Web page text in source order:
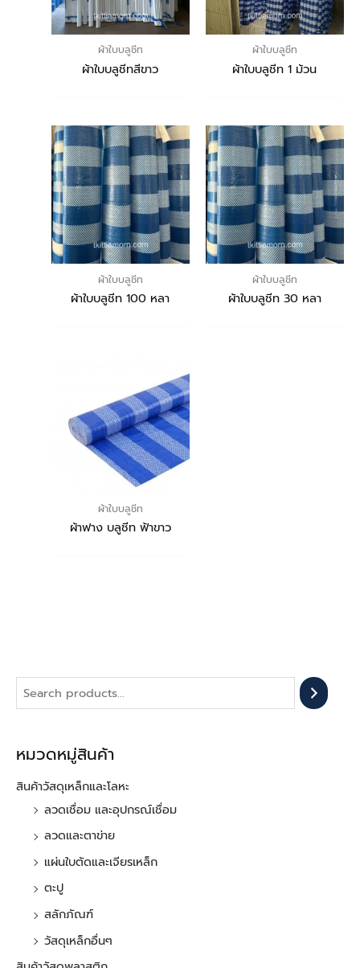
หมวดหมู่สินค้า
สินค้าวัสดุเหล็กและโลหะ
ลวดเชื่อม และอุปกรณ์เชื่อม
ลวดและตาข่าย
แผ่นใบตัดและเจียรเหล็ก
ตะปู
สลักภัณฑ์
วัสดุเหล็กอื่นๆ
ผ้าใบบลูชีท
ผ้าใบบลูชีทสีขาว
ผ้าใบบลูชีท
ผ้าใบบลูชีท 1 ม้วน
ผ้าใบบลูชีท
ผ้าใบบลูชีท 100 หลา
ผ้าใบบลูชีท
ผ้าใบบลูชีท 30 หลา
ผ้าใบบลูชีท
ผ้าฟาง บลูชีท ฟ้าขาว